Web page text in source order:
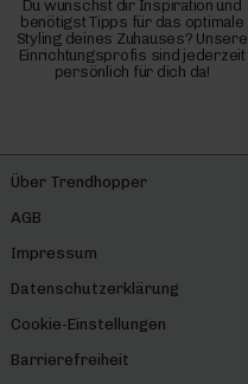
Du wünschst dir Inspiration und
benötigst Tipps für das optimale
Styling deines Zuhauses? Unsere
Einrichtungsprofis sind jederzeit
persönlich für dich da!
Über Trendhopper
AGB
Impressum
Datenschutzerklärung
Cookie-Einstellungen
Barrierefreiheit